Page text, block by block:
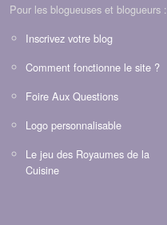
Pour les blogueuses et blogueurs :
Inscrivez votre blog
Comment fonctionne le site ?
Foire Aux Questions
Logo personnalisable
Le jeu des Royaumes de la
Cuisine